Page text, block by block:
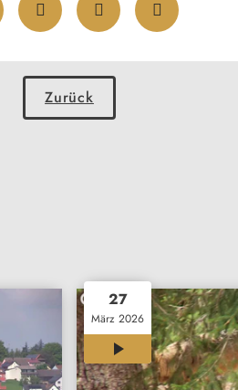
Zurück
27
März 2026
00:45